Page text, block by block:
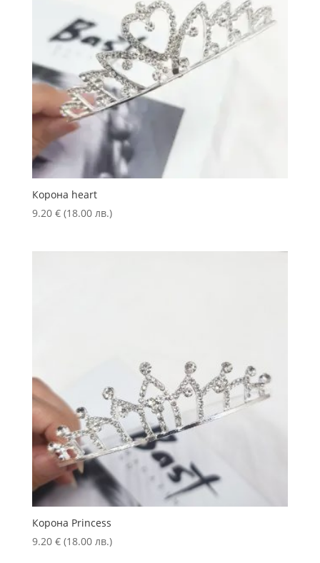
Корона heart
9.20 € (18.00 лв.)
Корона Princess
9.20 € (18.00 лв.)